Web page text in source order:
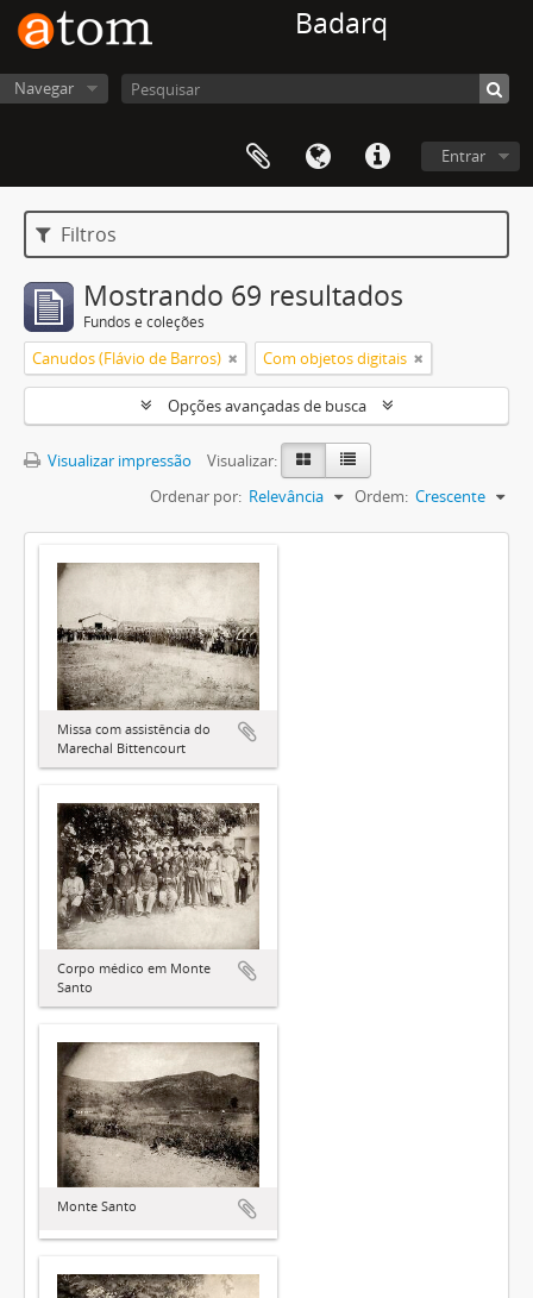
Badarq
Navegar
Entrar
Filtros
Mostrando 69 resultados
Fundos e coleções
Canudos (Flávio de Barros) Com objetos digitais
Opções avançadas de busca
Visualizar impressão
Visualizar:
Ordenar por: Relevância Ordem: Crescente
Missa com assistência do
Marechal Bittencourt
Corpo médico em Monte
Santo
Monte Santo